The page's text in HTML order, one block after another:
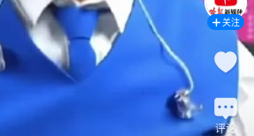
关注
评论